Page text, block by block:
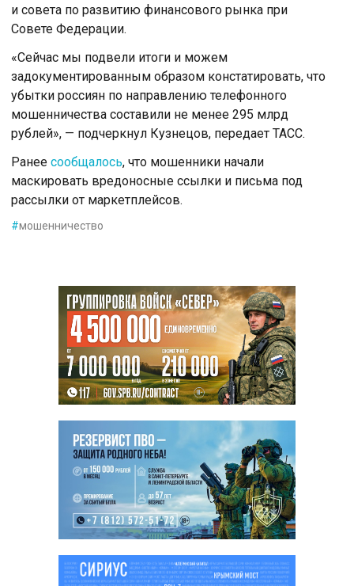
и совета по развитию финансового рынка при
Совете Федерации.
«Сейчас мы подвели итоги и можем
задокументированным образом констатировать, что
убытки россиян по направлению телефонного
мошенничества составили не менее 295 млрд
рублей», — подчеркнул Кузнецов, передает ТАСС.
Ранее сообщалось, что мошенники начали
маскировать вредоносные ссылки и письма под
рассылки от маркетплейсов.
#мошенничество